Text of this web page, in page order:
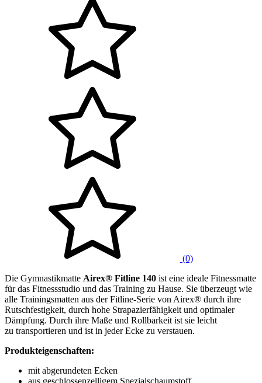
(0)
Die Gymnastikmatte Airex® Fitline 140 ist eine ideale Fitnessmatte
für das Fitnessstudio und das Training zu Hause. Sie überzeugt wie
alle Trainingsmatten aus der Fitline-Serie von Airex® durch ihre
Rutschfestigkeit, durch hohe Strapazierfähigkeit und optimaler
Dämpfung. Durch ihre Maße und Rollbarkeit ist sie leicht
zu transportieren und ist in jeder Ecke zu verstauen.
Produkteigenschaften:
mit abgerundeten Ecken
aus geschlossenzelligem Spezialschaumstoff